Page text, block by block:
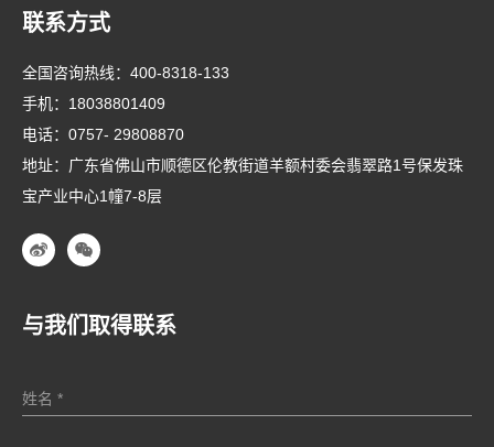
联系方式
全国咨询热线： 400-8318-133
手机： 18038801409
电话： 0757- 29808870
地址：广东省佛山市顺德区伦教街道羊额村委会翡翠路1号保发珠
宝产业中心1幢7-8层
与我们取得联系